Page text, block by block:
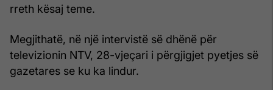
rreth kësaj teme.
Megjithatë, në një intervistë së dhënë për
televizionin NTV, 28-vjeçari i përgjigjet pyetjes së
gazetares se ku ka lindur.